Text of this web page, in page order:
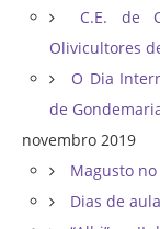
C.E. de
Olivicultores
O Dia
de
novembro 2019
Magusto
Dias de